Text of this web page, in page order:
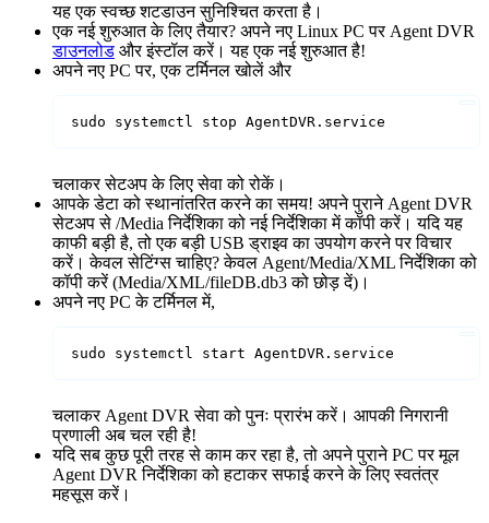
यह एक स्वच्छ शटडाउन सुनिश्चित करता है।
एक नई शुरुआत के लिए तैयार? अपने नए Linux PC पर Agent DVR
डाउनलोड और इंस्टॉल करें। यह एक नई शुरुआत है!
अपने नए PC पर, एक टर्मिनल खोलें और
sudo systemctl stop AgentDVR.service
चलाकर सेटअप के लिए सेवा को रोकें।
आपके डेटा को स्थानांतरित करने का समय! अपने पुराने Agent DVR
सेटअप से /Media निर्देशिका को नई निर्देशिका में कॉपी करें। यदि यह
काफी बड़ी है, तो एक बड़ी USB ड्राइव का उपयोग करने पर विचार
करें। केवल सेटिंग्स चाहिए? केवल Agent/Media/XML निर्देशिका को
कॉपी करें (Media/XML/fileDB.db3 को छोड़ दें)।
अपने नए PC के टर्मिनल में,
sudo systemctl start AgentDVR.service
चलाकर Agent DVR सेवा को पुनः प्रारंभ करें। आपकी निगरानी
प्रणाली अब चल रही है!
यदि सब कुछ पूरी तरह से काम कर रहा है, तो अपने पुराने PC पर मूल
Agent DVR निर्देशिका को हटाकर सफाई करने के लिए स्वतंत्र
महसूस करें।